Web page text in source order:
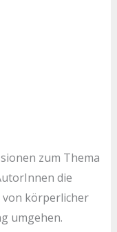
zum Thema
die
von körperlicher
umgehen.